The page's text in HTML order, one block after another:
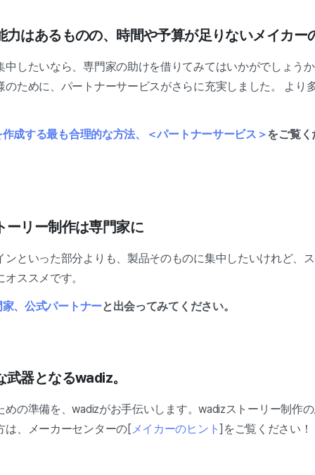
力はあるものの、時間や予算が足りないメイカー
中したいなら、専門家の助けを借りてみてはいかがでしょう
ために、パートナーサービスがさらに充実しました。 より
成する最も合理的な方法、＜パートナーサービス＞をご覧く
ーリー制作は専門家に
ンといった部分よりも、製品そのものに集中したいけれど、
ススメです。
、公式パートナーと出会ってみてください。
器となるwadiz。
めの準備を、wadizがお手伝いします。wadizストーリー制作
は、メーカーセンターの[ メイカーのヒント]をご覧ください！